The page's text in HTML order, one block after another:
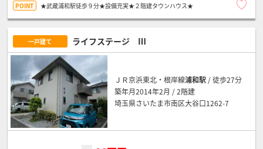
★武蔵浦和駅徒歩９分★設備充実★２階建タウンハウス★
一戸建て ライフステージ Ⅲ
ＪＲ京浜東北・根岸線浦和駅 / 徒歩27分
築年月2014年2月 / 2階建
埼玉県さいたま市南区大谷口1262-7